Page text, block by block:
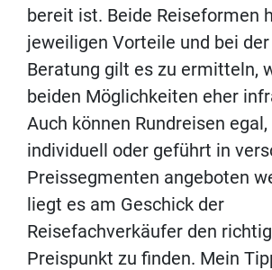
bereit ist. Beide Reiseformen
jeweiligen Vorteile und bei
Beratung gilt es zu ermitteln,
beiden Möglichkeiten eher
Auch können Rundreisen egal,
individuell oder geführt in
Preissegmenten angeboten
liegt es am Geschick der
Reisefachverkäufer den
Preispunkt zu finden. Mein